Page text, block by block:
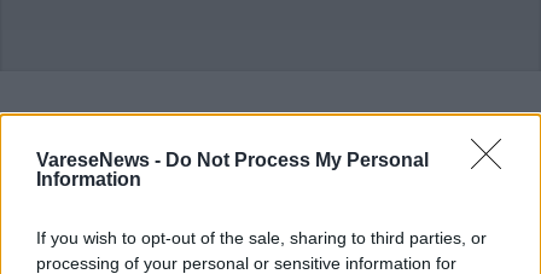
VareseNews - Do Not Process My Personal
Information
If you wish to opt-out of the sale, sharing to third parties, or
processing of your personal or sensitive information for
ALTRE NOTIZIE DI MALPENSA